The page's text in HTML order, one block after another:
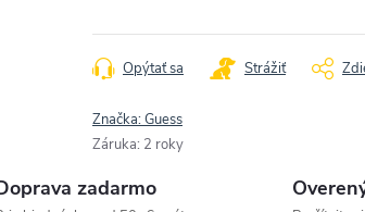
Opýtať sa Strážiť
Značka:Guess
Záruka: 2 roky
zadarmo